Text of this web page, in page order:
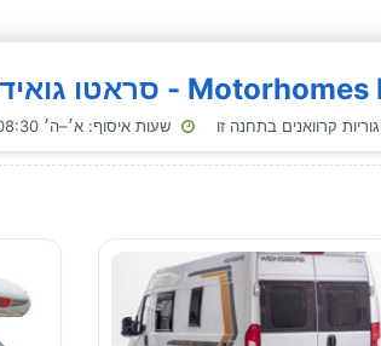
שעות איסוף: א׳–ה׳ 08:30–18:00 · שבת 08:30–18:00 · ראשון 08:30–18:00